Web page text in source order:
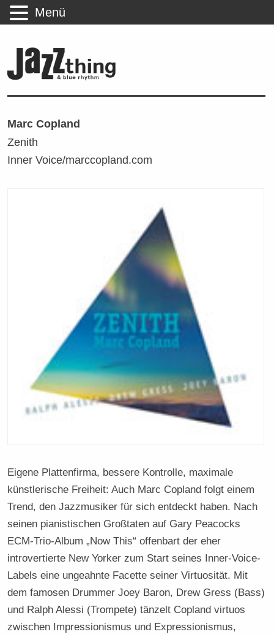
Marc Copland
Zenith
Inner Voice/marccopland.com
Eigene Plattenfirma, bessere Kontrolle, maximale
künstlerische Freiheit: Auch Marc Copland folgt einem
Trend, den Jazzmusiker für sich entdeckt haben. Nach
seinen pianistischen Großtaten auf Gary Peacocks
ECM-Trio-Album „Now This“ offenbart der eher
introvertierte New Yorker zum Start seines Inner-Voice-
Labels eine ungeahnte Facette seiner Virtuosität. Mit
dem famosen Drummer Joey Baron, Drew Gress (Bass)
und Ralph Alessi (Trompete) tänzelt Copland virtuos
zwischen Impressionismus und Expressionismus,
Menü